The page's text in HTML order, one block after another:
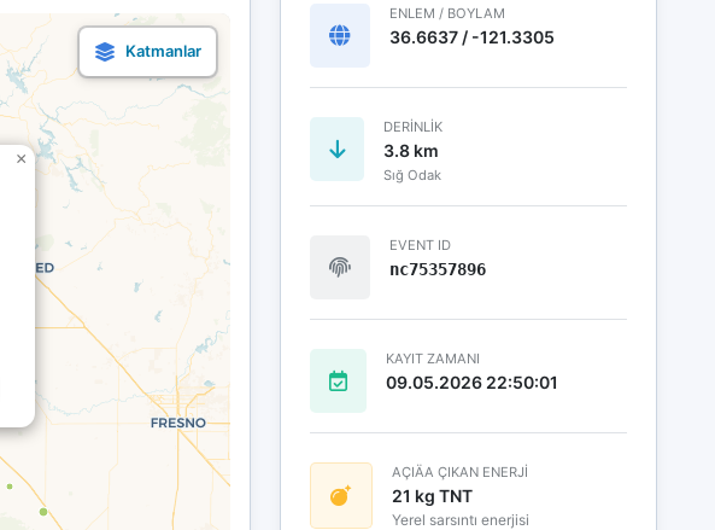
×
ENLEM / BOYLAM
36.6637 / -121.3305
DERINLIK
3.8 km
Sığ Odak
EVENT ID
nc75357896
KAYIT ZAMANI
09.05.2026 22:50:01
AÇIÄA ÇIKAN ENERJİ
21 kg TNT
Yerel sarsıntı enerjisi